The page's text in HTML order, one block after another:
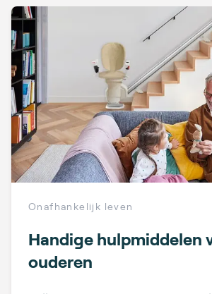
Onafhankelijk leven
Handige hulpmiddelen
ouderen